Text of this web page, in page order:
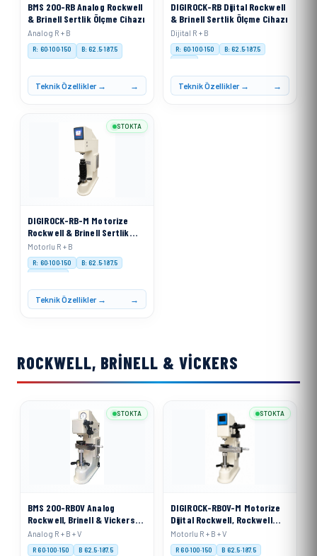
BMS 200-RB Analog Rockwell
& Brinell Sertlik Ölçme Cihazı
Analog R + B
R: 60·100·150 B: 62.5·187.5
Teknik Özellikler →
DIGIROCK-RB Dijital Rockwell
& Brinell Sertlik Ölçme Cihazı
Dijital R + B
R: 60·100·150
B: 62.5·187.5
Digital
Teknik Özellikler →
DIGIROCK-RB-M Motorize
Rockwell & Brinell Sertlik
Ölçme Cihazı
Motorlu R + B
R: 60·100·150
B: 62.5·187.5
Motorised
Teknik Özellikler →
STOKTA
ROCKWELL, BRINELL & VICKERS
BMS 200-RBOV Analog
Rockwell, Brinell & Vickers
Sertlik Ölçme Cihazı
Analog R + B + V
R 60·100·150 B 62.5·187.5
STOKTA
DIGIROCK-RBOV-M Motorize
Dijital Rockwell, Rockwell
Superficial, Brinell ve
Vickers Sertlik Ölçme Cihazı
Motorlu R + B + V
R 60·100·150 B 62.5·187.5
STOKTA